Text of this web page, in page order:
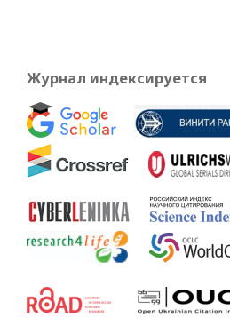
Журнал индексируется